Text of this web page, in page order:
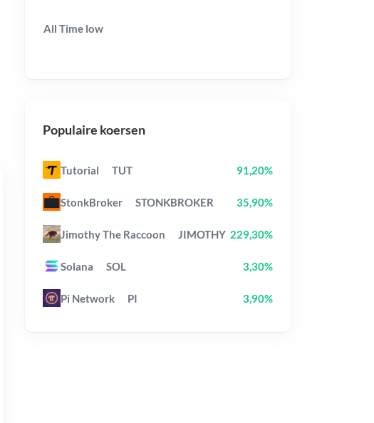
All Time low
Populaire koersen
Tutorial TUT 91,20%
StonkBroker STONKBROKER 35,90%
Jimothy The Raccoon JIMOTHY 229,30%
Solana SOL 3,30%
Pi Network PI 3,90%